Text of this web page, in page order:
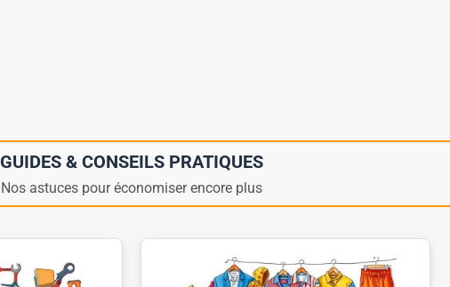
GUIDES & CONSEILS PRATIQUES
Nos astuces pour économiser encore plus